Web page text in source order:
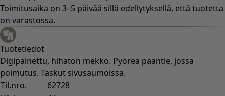
Osta tyyliä
Klassinen ja maalaishenkinen sisustus
Vanhanaikainen sisustus
Maalaisromanttinen sisustus